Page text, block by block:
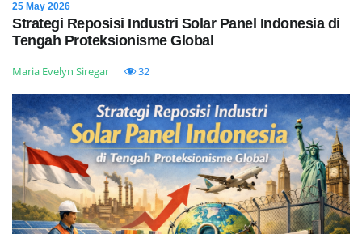
25 May 2026
Strategi Reposisi Industri Solar Panel Indonesia di
Tengah Proteksionisme Global
Maria Evelyn Siregar 32